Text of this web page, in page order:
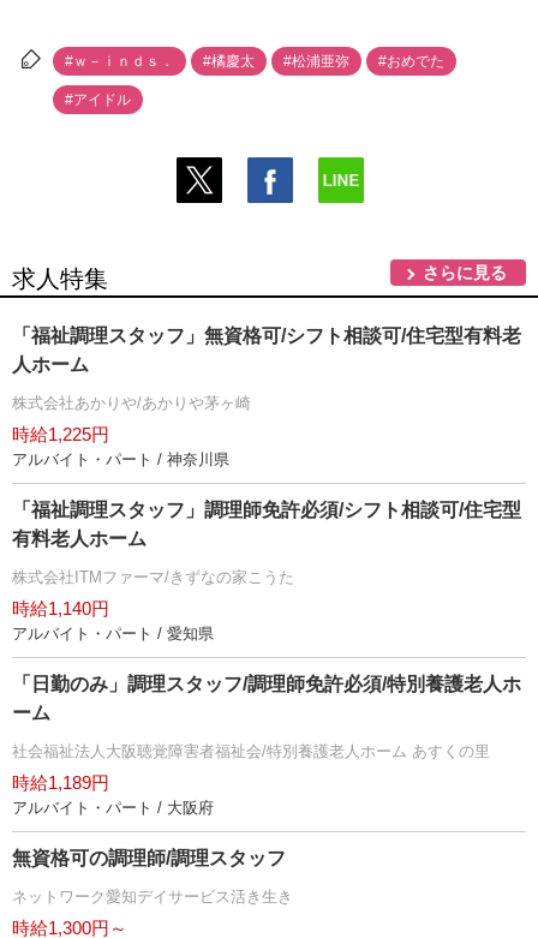
#ｗ－ｉｎｄｓ． #橘慶太 #松浦亜弥 #おめでた
#アイドル
求人特集 さらに見る
「福祉調理スタッフ」無資格可/シフト相談可/住宅型有料老
人ホーム
株式会社あかりや/あかりや茅ヶ崎
時給1,225円
アルバイト・パート / 神奈川県
「福祉調理スタッフ」調理師免許必須/シフト相談可/住宅型
有料老人ホーム
株式会社ITMファーマ/きずなの家こうた
時給1,140円
アルバイト・パート / 愛知県
「日勤のみ」調理スタッフ/調理師免許必須/特別養護老人ホ
ーム
社会福祉法人大阪聴覚障害者福祉会/特別養護老人ホーム あすくの里
時給1,189円
アルバイト・パート / 大阪府
無資格可の調理師/調理スタッフ
ネットワーク愛知デイサービス活き生き
時給1,300円～